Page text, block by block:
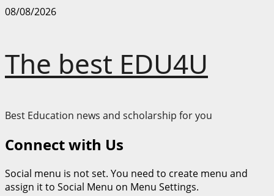
Skip
08/08/2026
The best EDU4U
Best Education news and scholarship for you
Connect with Us
Social menu is not set. You need to create menu and
assign it to Social Menu on Menu Settings.